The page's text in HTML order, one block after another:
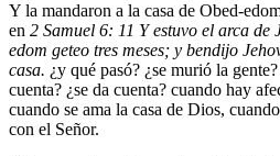
Y la mandaron a la casa de Obed-
en 2 Samuel 6: 11 Y estuvo el arca de
edom geteo tres meses; y bendijo
casa. ¿y qué pasó? ¿se murió la
cuenta? ¿se da cuenta? cuando hay
cuando se ama la casa de Dios,
con el Señor.